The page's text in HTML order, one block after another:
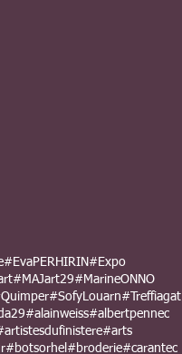
#EvaPERHIRIN #Expo
#MAJart29#MarineONNO
#SofyLouarn#Treffiagat
#alainweiss#albertpennec
#arts
#botsorhel #broderie#carantec